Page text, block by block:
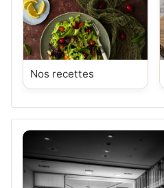
Nos recettes